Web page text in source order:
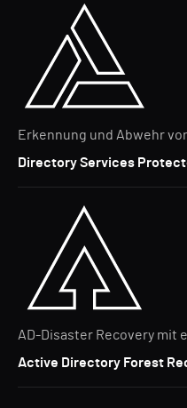
Erkennung und Abwehr
Directory Services
AD-Disaster Recovery mit
Active Directory Forest